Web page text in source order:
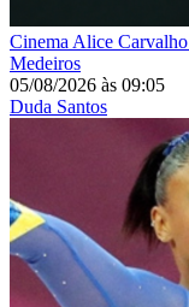
Cinema Alice
Medeiros
05/08/2026 às 09:05
Duda Santos